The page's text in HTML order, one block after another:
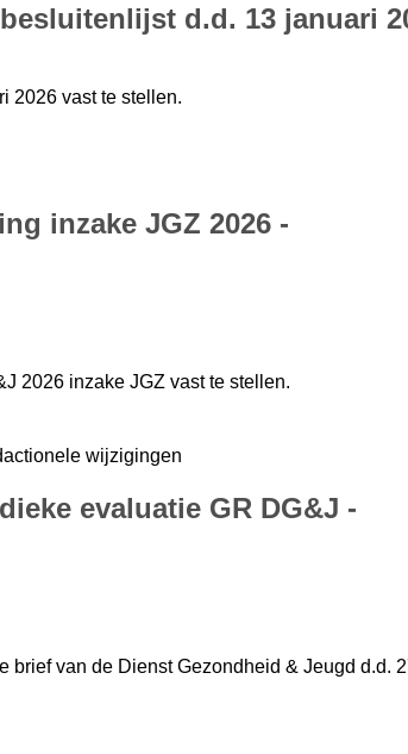
d.d. 13 januari
2026 vast te stellen.
inzake JGZ 2026 -
2026 inzake JGZ vast te stellen.
wijzigingen
evaluatie GR DG&J -
brief van de Dienst Gezondheid & Jeugd d.d.